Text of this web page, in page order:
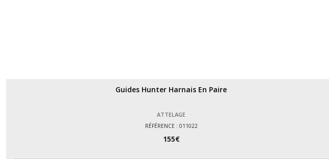
Guides Hunter Harnais En Paire
ATTELAGE
RÉFÉRENCE : 011022
155€